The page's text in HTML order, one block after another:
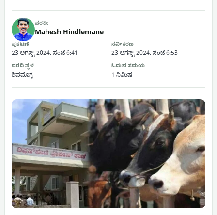
ವರದಿ:
Mahesh Hindlemane
ಪ್ರಕಟಣೆ
23 ಆಗಸ್ಟ್ 2024, ಸಂಜೆ 6:41
ನವೀಕರಣ
23 ಆಗಸ್ಟ್ 2024, ಸಂಜೆ 6:53
ವರದಿ ಸ್ಥಳ
ಶಿವಮೊಗ್ಗ
ಓದುವ ಸಮಯ
1 ನಿಮಿಷ